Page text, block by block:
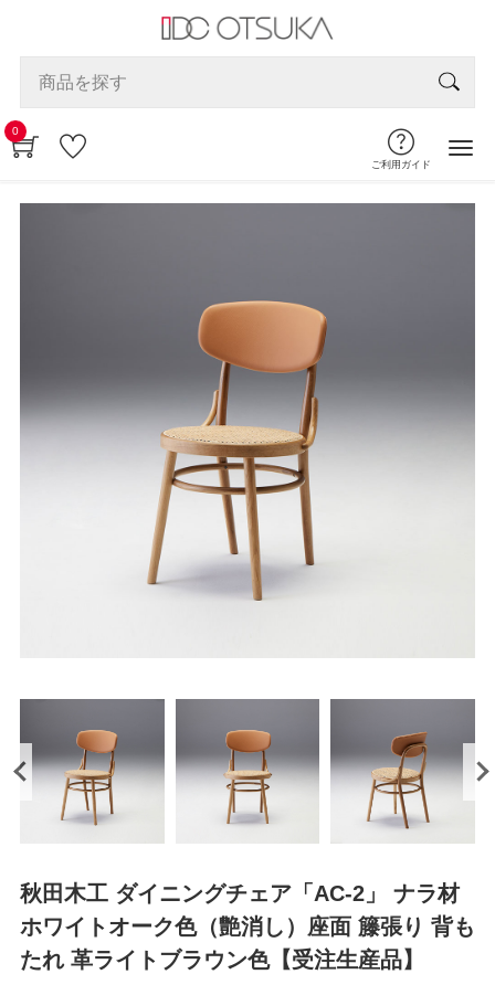
0
ご利用ガイド
秋田木工 ダイニングチェア「AC-2」 ナラ材
ホワイトオーク色（艶消し）座面 籐張り 背も
たれ 革ライトブラウン色【受注生産品】